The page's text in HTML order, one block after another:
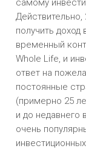
самому
получить доход
временный
Whole Life, и
ответ на
постоянные
(примерно 25
и до недавнего
очень